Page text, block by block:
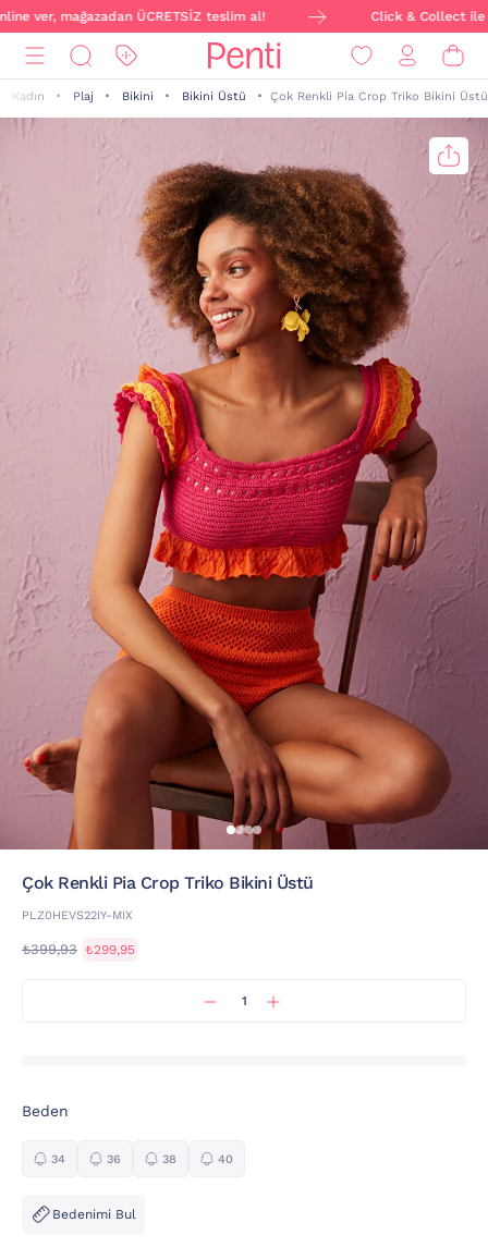
ver, mağazadan ÜCRETSİZ teslim al! Click & Collect ile
Kadın Plaj Bikini Bikini Üstü Çok Renkli Pia Crop Triko Bikini Üstü
Çok Renkli Pia Crop Triko Bikini Üstü
PLZ0HEVS22IY-MIX
₺399,93 ₺299,95
Beden
34 36 38 40
Bedenimi Bul